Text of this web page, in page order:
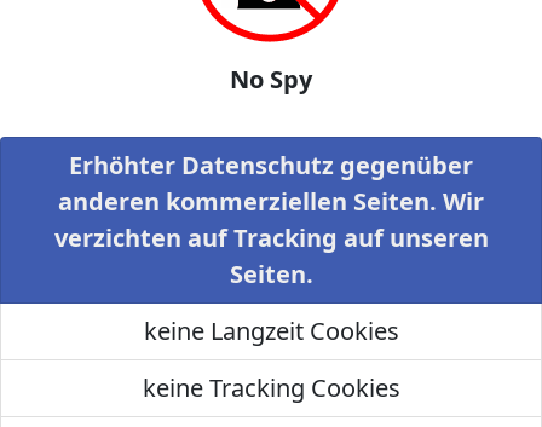
No Spy
Erhöhter Datenschutz gegenüber
anderen kommerziellen Seiten. Wir
verzichten auf Tracking auf unseren
Seiten.
keine Langzeit Cookies
keine Tracking Cookies